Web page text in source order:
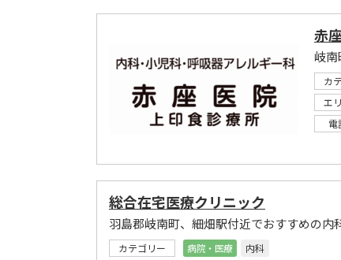
赤
岐
カ
エ
電
総合在宅医療クリニック
羽島郡岐南町、細畑駅付近でおすすめの
カテゴリー 病院・医療
内科